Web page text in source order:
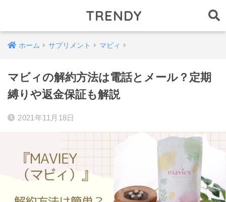
TRENDY
ホーム サプリメント マビィ
マビィの解約方法は電話とメール？定期
縛りや返金保証も解説
2021年11月18日